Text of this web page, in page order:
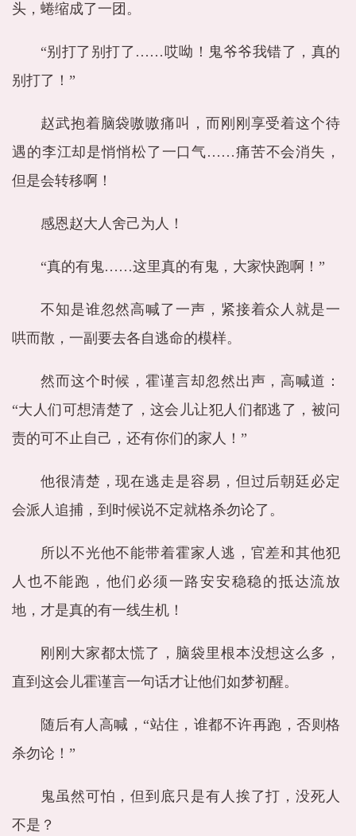
头，蜷缩成了一团。
“别打了别打了……哎呦！鬼爷爷我错了，真的
别打了！”
赵武抱着脑袋嗷嗷痛叫，而刚刚享受着这个待
遇的李江却是悄悄松了一口气……痛苦不会消失，
但是会转移啊！
感恩赵大人舍己为人！
“真的有鬼……这里真的有鬼，大家快跑啊！”
不知是谁忽然高喊了一声，紧接着众人就是一
哄而散，一副要去各自逃命的模样。
然而这个时候，霍谨言却忽然出声，高喊道：
“大人们可想清楚了，这会儿让犯人们都逃了，被问
责的可不止自己，还有你们的家人！”
他很清楚，现在逃走是容易，但过后朝廷必定
会派人追捕，到时候说不定就格杀勿论了。
所以不光他不能带着霍家人逃，官差和其他犯
人也不能跑，他们必须一路安安稳稳的抵达流放
地，才是真的有一线生机！
刚刚大家都太慌了，脑袋里根本没想这么多，
直到这会儿霍谨言一句话才让他们如梦初醒。
随后有人高喊，“站住，谁都不许再跑，否则格
杀勿论！”
鬼虽然可怕，但到底只是有人挨了打，没死人
不是？